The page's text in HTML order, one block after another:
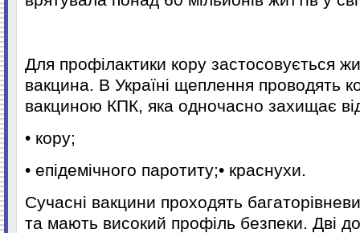
Для профілактики кору застосовується
вакцина. В Україні щеплення проводять
вакциною КПК, яка одночасно захищає
• кору;
• епідемічного паротиту;• краснухи.
Сучасні вакцини проходять
та мають високий профіль безпеки. Дві